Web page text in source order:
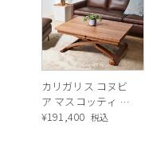
カリガリス コヌビ
ア マスコッティ 伸
長・昇降式テーブ
¥191,400 税込